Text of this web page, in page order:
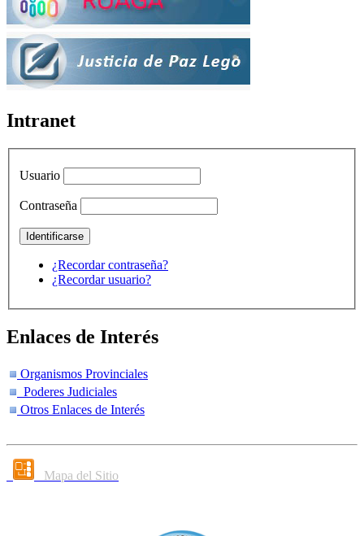
Intranet
Usuario
Contraseña
¿Recordar contraseña?
¿Recordar usuario?
Enlaces de Interés
Organismos Provinciales
Poderes Judiciales
Otros Enlaces de Interés
Mapa del Sitio